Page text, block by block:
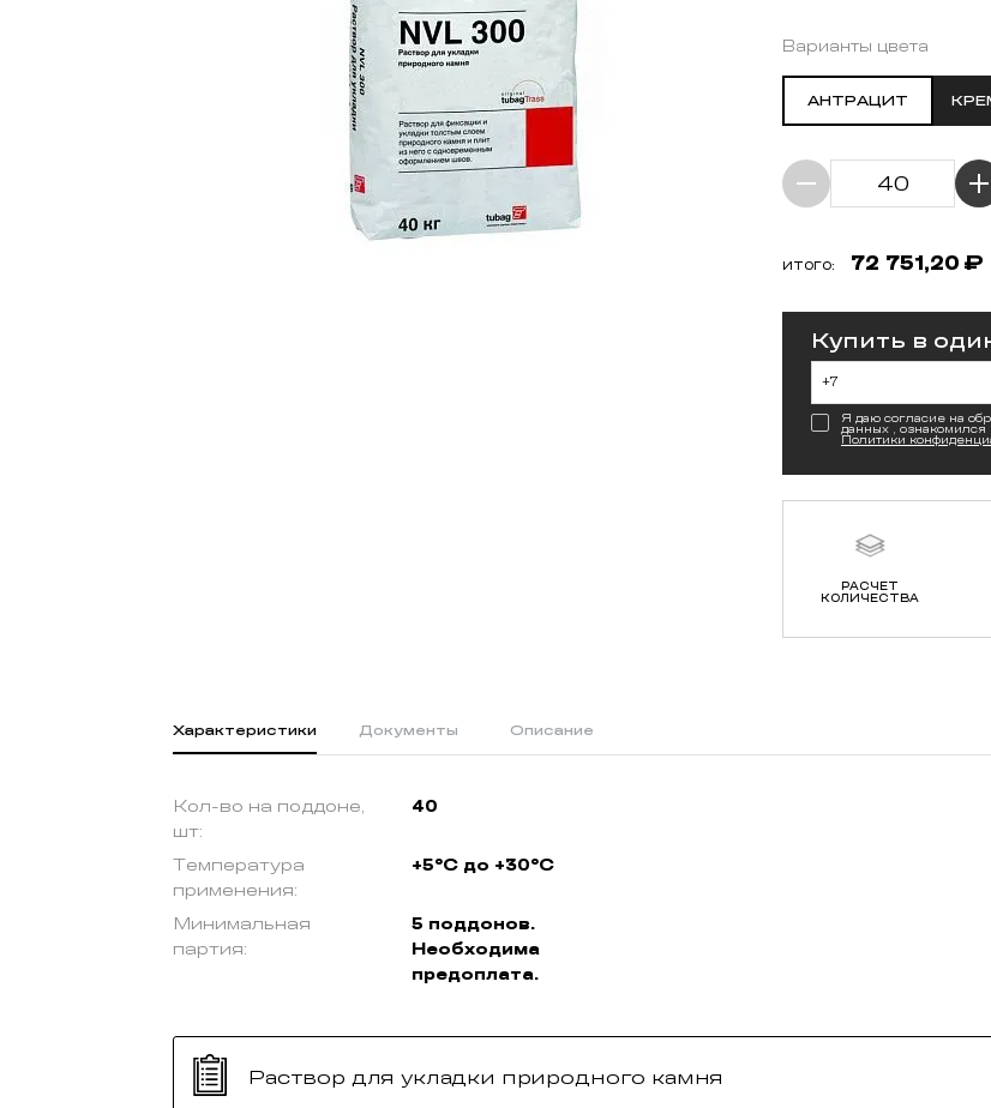
Варианты цвета
АНТРАЦИТ
ИТОГО: 72 751,20 ₽
Купить в
Я даю согласие на
данных ,
Политики
РАСЧЕТ
КОЛИЧЕСТВА
Характеристики Документы Описание
Кол-во на поддоне,
шт:
40
Температура
применения:
+5°C до +30°C
Минимальная
партия:
5 поддонов.
Необходима
предоплата.
Раствор для укладки природного камня